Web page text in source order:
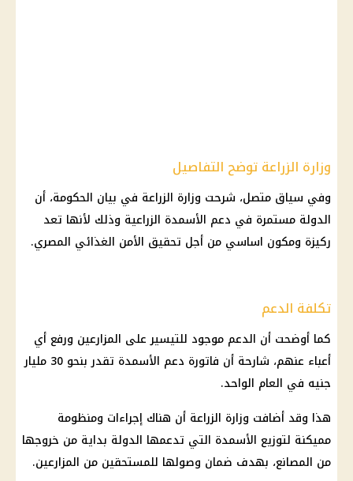
وزارة الزراعة توضح التفاصيل
وفي سياق متصل، شرحت وزارة الزراعة في بيان الحكومة، أن
الدولة مستمرة في دعم الأسمدة الزراعية وذلك لأنها تعد
ركيزة ومكون اساسي من أجل تحقيق الأمن الغذائي المصري.
تكلفة الدعم
كما أوضحت أن الدعم موجود للتيسير على المزارعين ورفع أي
أعباء عنهم، شارحة أن فاتورة دعم الأسمدة تقدر بنحو 30 مليار
جنيه في العام الواحد.
هذا وقد أضافت وزارة الزراعة أن هناك إجراءات ومنظومة
مميكنة لتوزيع الأسمدة التي تدعمها الدولة بداية من خروجها
من المصانع، بهدف ضمان وصولها للمستحقين من المزارعين.